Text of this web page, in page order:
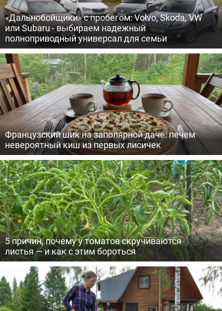
«Дальнобойщики» с пробегом: Volvo, Skoda, VW
или Subaru - выбираем надежный
полноприводный универсал для семьи
Французский шик на заполярной даче: печем
невероятный киш из первых лисичек
5 причин, почему у томатов скручиваются
листья — и как с этим бороться